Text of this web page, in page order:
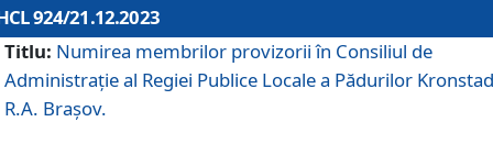
924/21.12.2023
Titlu: Numirea membrilor provizorii în Consiliul de
Administraţie al Regiei Publice Locale a Pădurilor
R.A. Brașov.